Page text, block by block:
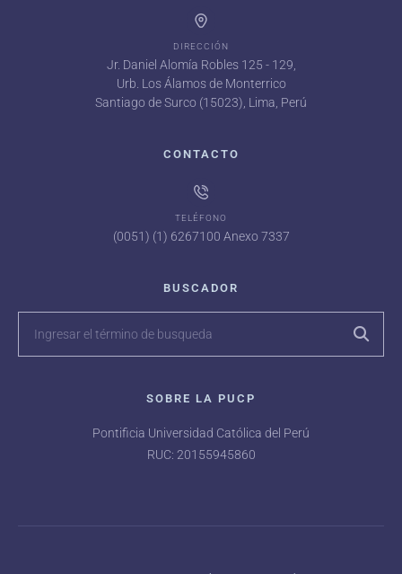
DIRECCIÓN
Jr. Daniel Alomía Robles 125 - 129,
Urb. Los Álamos de Monterrico
Santiago de Surco (15023), Lima, Perú
CONTACTO
TELÉFONO
(0051) (1) 6267100 Anexo 7337
BUSCADOR
SOBRE LA PUCP
Pontificia Universidad Católica del Perú
RUC: 20155945860